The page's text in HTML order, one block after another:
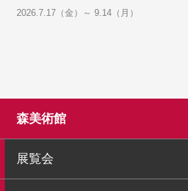
2026.7.17（金）～ 9.14（月）
森美術館
展覧会